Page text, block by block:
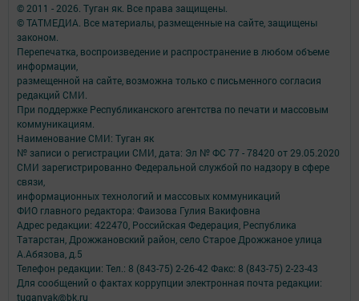
© 2011 - 2026. Туган як. Все права защищены.
© ТАТМЕДИА. Все материалы, размещенные на сайте, защищены
законом.
Перепечатка, воспроизведение и распространение в любом объеме
информации,
размещенной на сайте, возможна только с письменного согласия
редакций СМИ.
При поддержке Республиканского агентства по печати и массовым
коммуникациям.
Наименование СМИ: Туган як
№ записи о регистрации СМИ, дата: Эл № ФС 77 - 78420 от 29.05.2020
СМИ зарегистрированно Федеральной службой по надзору в сфере
связи,
информационных технологий и массовых коммуникаций
ФИО главного редактора: Фаизова Гулия Вакифовна
Адрес редакции: 422470, Российская Федерация, Республика
Татарстан, Дрожжановский район, село Старое Дрожжаное улица
А.Абязова, д.5
Телефон редакции: Тел.: 8 (843-75) 2-26-42 Факс: 8 (843-75) 2-23-43
Для сообщений о фактах коррупции электронная почта редакции:
tuganyak@bk.ru